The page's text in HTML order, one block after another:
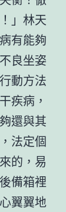
」林天
有能夠
良坐姿
動方法
疾病，
還與其
法定個
的，易
備箱裡
翼翼地